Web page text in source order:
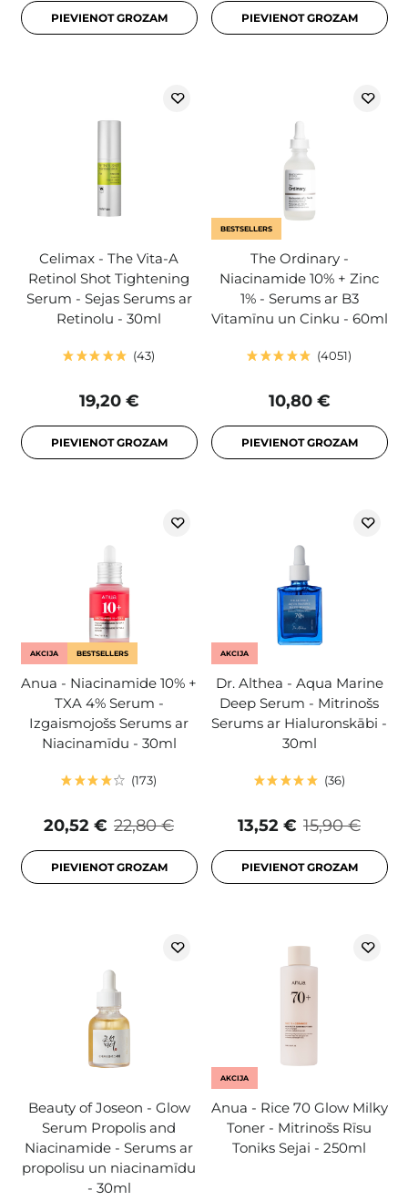
PIEVIENOT GROZAM PIEVIENOT GROZAM
Celimax - The Vita-A
Retinol Shot Tightening
Serum - Sejas Serums ar
Retinolu - 30ml
43
19,20 €
PIEVIENOT GROZAM
BESTSELLERS
The Ordinary -
Niacinamide 10% + Zinc
1% - Serums ar B3
Vitamīnu un Cinku - 60ml
4051
10,80 €
PIEVIENOT GROZAM
AKCIJA BESTSELLERS
Anua - Niacinamide 10% +
TXA 4% Serum -
Izgaismojošs Serums ar
Niacinamīdu - 30ml
173
22,80 €
20,52 €
PIEVIENOT GROZAM
AKCIJA
Dr. Althea - Aqua Marine
Deep Serum - Mitrinošs
Serums ar Hialuronskābi -
30ml
36
15,90 €
13,52 €
PIEVIENOT GROZAM
Beauty of Joseon - Glow
Serum Propolis and
Niacinamide - Serums ar
propolisu un niacinamīdu
- 30ml
AKCIJA
Anua - Rice 70 Glow Milky
Toner - Mitrinošs Rīsu
Toniks Sejai - 250ml